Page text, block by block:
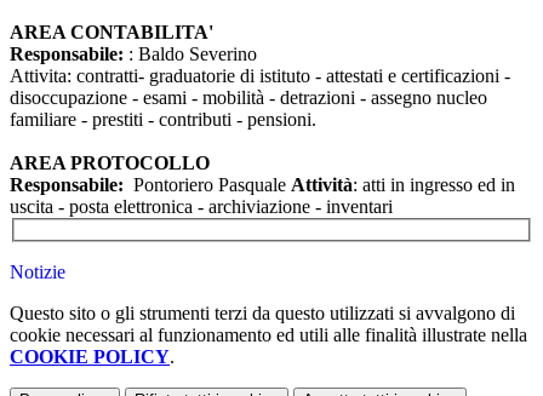
AREA CONTABILITA'
Responsabile: : Baldo Severino
Attivita: contratti- graduatorie di istituto - attestati e certificazioni -
disoccupazione - esami - mobilità - detrazioni - assegno nucleo
familiare - prestiti - contributi - pensioni.
AREA PROTOCOLLO
Responsabile: Pontoriero Pasquale Attività: atti in ingresso ed in
uscita - posta elettronica - archiviazione - inventari
Notizie
Questo sito o gli strumenti terzi da questo utilizzati si avvalgono di
cookie necessari al funzionamento ed utili alle finalità illustrate nella
COOKIE POLICY.